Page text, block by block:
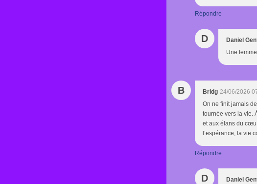
Répondre
D Daniel
Une
B Bridg 24/06/2026
On ne finit jamais
tournée vers la vie.
et aux élans du
l’espérance, la vie
Répondre
D Daniel